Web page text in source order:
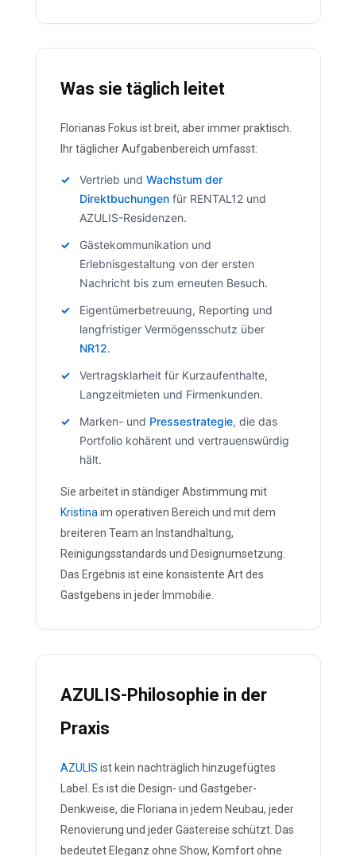
Was sie täglich leitet
Florianas Fokus ist breit, aber immer praktisch.
Ihr täglicher Aufgabenbereich umfasst:
Vertrieb und Wachstum der
Direktbuchungenfür RENTAL12 und
AZULIS-Residenzen.
Gästekommunikation und
Erlebnisgestaltung von der ersten
Nachricht bis zum erneuten Besuch.
Eigentümerbetreuung, Reporting und
langfristiger Vermögensschutz über
NR12.
Vertragsklarheit für Kurzaufenthalte,
Langzeitmieten und Firmenkunden.
Marken- und Pressestrategie, die das
Portfolio kohärent und vertrauenswürdig
hält.
Sie arbeitet in ständiger Abstimmung mit
Kristina im operativen Bereich und mit dem
breiteren Team an Instandhaltung,
Reinigungsstandards und Designumsetzung.
Das Ergebnis ist eine konsistente Art des
Gastgebens in jeder Immobilie.
AZULIS-Philosophie in der
Praxis
AZULIS ist kein nachträglich hinzugefügtes
Label. Es ist die Design- und Gastgeber-
Denkweise, die Floriana in jedem Neubau, jeder
Renovierung und jeder Gästereise schützt. Das
bedeutet Eleganz ohne Show, Komfort ohne